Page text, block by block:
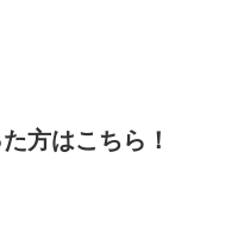
方はこちら！